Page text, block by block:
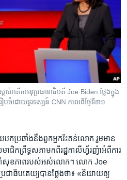
អតីត​អនុប្រធានាធិបតី Joe Biden ថ្លែង​ក្នុង​
ប​ចំ​ដោយ​ទូរទស្សន៍​ CNN កាល​ពី​ថ្ងៃ​ទី​៣១
បកប្រឆាំង​នឹង​ពួក​អ្នក​រិះគន់​លោក ​រួម​មាន
ក​ព្រឹទ្ធសភាមក​ពី​រដ្ឋ​កាលីហ្វ័រញ៉ា​អំពី​ការ​
ទាំ​សុខភាព​របស់​អស់​លោក។​ លោក ​Joe
ជា​ធិបតេយ្យ​បាន​ថ្លែងថា៖ «និយាយ​ឲ្យ​